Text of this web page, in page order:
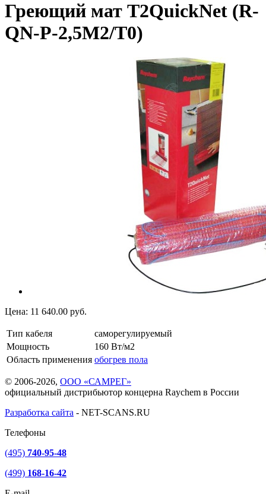
Греющий мат T2QuickNet (R-
QN-P-2,5M2/T0)
Цена: 11 640.00 руб.
Тип кабеля
саморегулируемый
Мощность
160 Вт/м2
Область применения обогрев пола
© 2006-2026, ООО «САМРЕГ»
официальный дистрибьютор концерна Raychem в России
Разработка сайта - NET-SCANS.RU
Телефоны
(495) 740-95-48
(499) 168-16-42